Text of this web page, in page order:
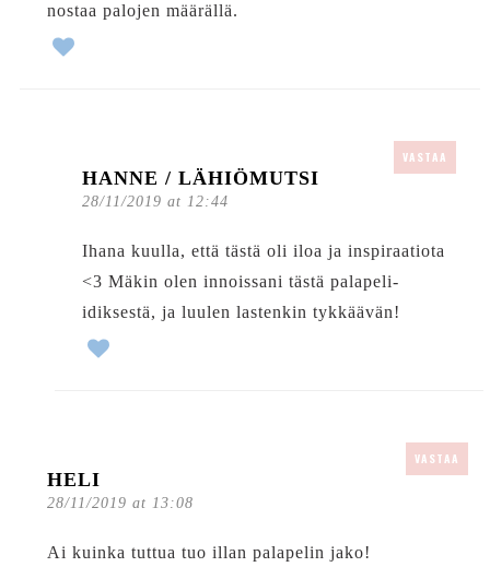
nostaa palojen määrällä.
HANNE / LÄHIÖMUTSI
28/11/2019 at 12:44
VASTAA
Ihana kuulla, että tästä oli iloa ja inspiraatiota
<3 Mäkin olen innoissani tästä palapeli-
idiksestä, ja luulen lastenkin tykkäävän!
HELI
28/11/2019 at 13:08
VASTAA
Ai kuinka tuttua tuo illan palapelin jako!